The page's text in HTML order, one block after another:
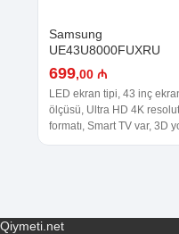
Samsung
UE43U8000FUXRU
699,00 ₼
LED ekran tipi, 43 inç
ölçüsü, Ultra HD 4K
formatı, Smart TV var, 3D
Qiymeti.net